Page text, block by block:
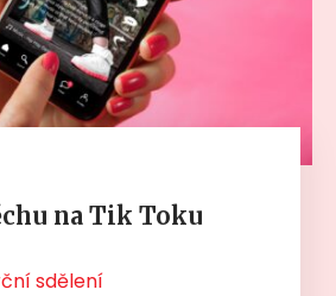
na Tik Toku
sdělení